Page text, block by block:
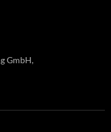
GmbH,